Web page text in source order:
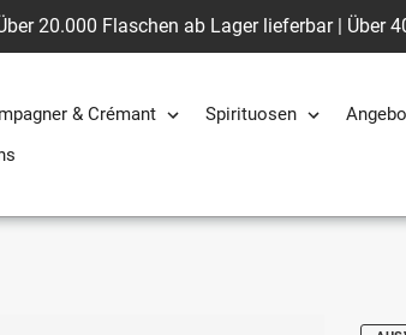
20.000 Flaschen ab Lager lieferbar |
& Crémant Spirituosen